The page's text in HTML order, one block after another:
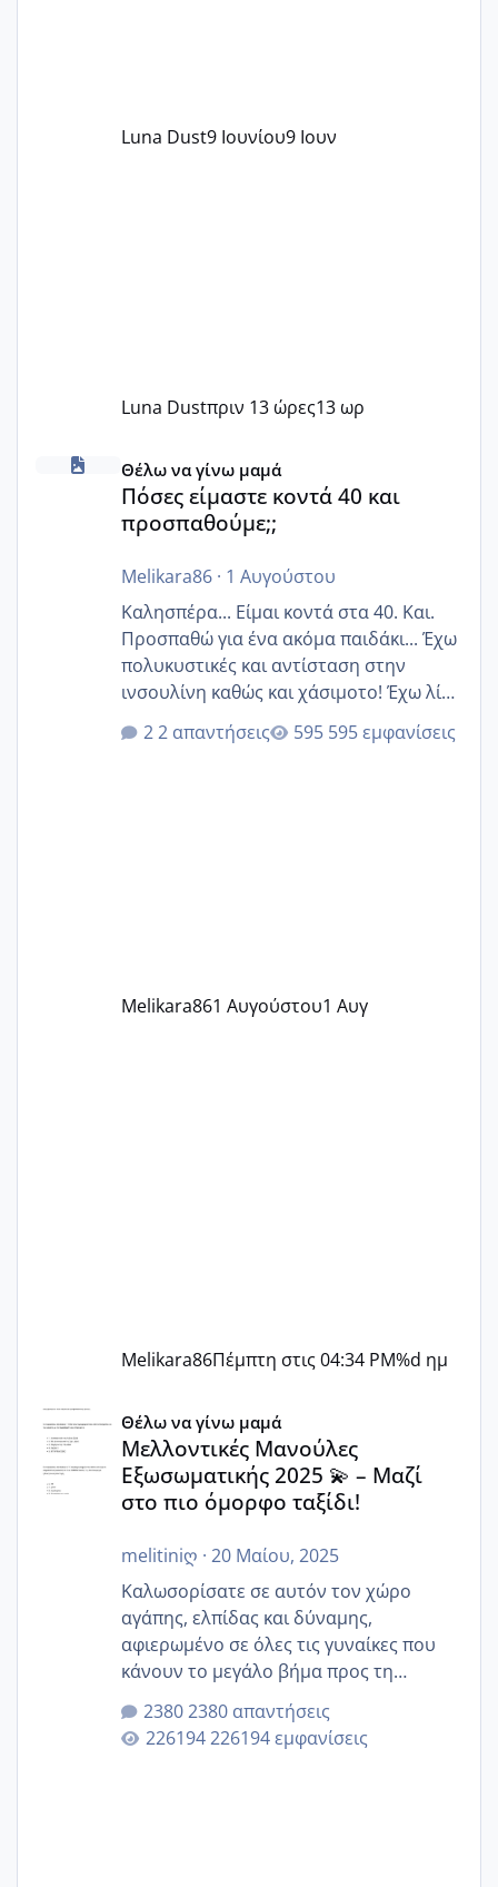
Luna Dust9 Ιουνίου9 Ιουν
Luna Dustπριν 13 ώρες13 ωρ
Πόσες είμαστε κοντά 40 και προσπαθούμε;;
Θέλω να γίνω μαμά
Πόσες είμαστε κοντά 40 και
προσπαθούμε;;
Melikara86· 1 Αυγούστου
Καλησπέρα... Είμαι κοντά στα 40. Και.
Προσπαθώ για ένα ακόμα παιδάκι... Έχω
πολυκυστικές και αντίσταση στην
ινσουλίνη καθώς και χάσιμοτο! Έχω λίγα
κιλά παραπάνω και όσο κ αν προσπαθώ
δεν χάνω εύκολα! Προσπαθώ για ακόμη
2 απαντήσεις 595 εμφανίσεις
Melikara861 Αυγούστου1 Αυγ
Melikara86Πέμπτη στις 04:34 PM%d ημ
Μελλοντικές Μανούλες Εξωσωματικής 2025 💫 – Μαζί
Θέλω να γίνω μαμά
Μελλοντικές Μανούλες
Εξωσωματικής 2025 💫 – Μαζί
στο πιο όμορφο ταξίδι!
melitiniღ · 20 Μαίου, 2025
Καλωσορίσατε σε αυτόν τον χώρο
αγάπης, ελπίδας και δύναμης,
αφιερωμένο σε όλες τις γυναίκες που
κάνουν το μεγάλο βήμα προς τη
μητρότητα μέσω εξωσωματικής το 2025.
Εδώ θα μοιραστούμε αγωνίες, χαρές,
εμπειρίες και κάθε μικρή ή μεγάλη
2380 απαντήσεις
226194 εμφανίσεις